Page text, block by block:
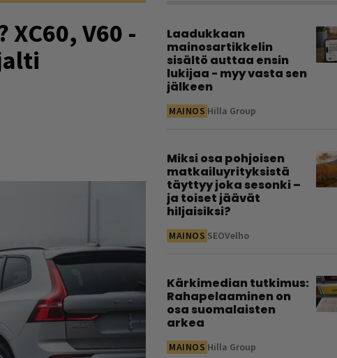
V60 -
Laadukkaan
mainosartikkelin
sisältö auttaa ensin
lukijaa - myy vasta sen
jälkeen
MAINOS Hilla Group
Miksi osa pohjoisen
matkailuyrityksistä
täyttyy joka sesonki –
ja toiset jäävät
hiljaisiksi?
MAINOS SEOVelho
Kärkimedian tutkimus:
Rahapelaaminen on
osa suomalaisten
arkea
MAINOS Hilla Group